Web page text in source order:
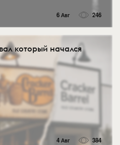
6 Авг 246
который начался
4 Авг 384